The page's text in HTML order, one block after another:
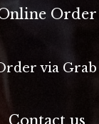
Order
via Grab
Contact us